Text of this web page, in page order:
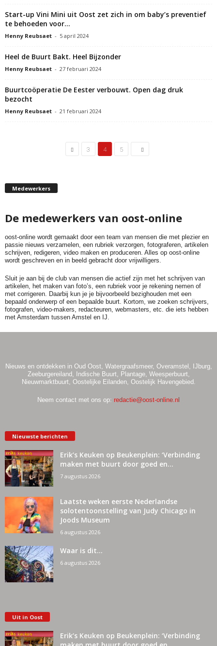
Start-up Vini Mini uit Oost zet zich in om baby’s preventief
te behoeden voor...
Henny Reubsaet - 5 april 2024
Heel de Buurt Bakt. Heel Bijzonder
Henny Reubsaet - 27 februari 2024
Buurtcoöperatie De Eester verbouwt. Open dag druk
bezocht
Henny Reubsaet - 21 februari 2024
3 4 5
Medewerkers
De medewerkers van oost-online
oost-online wordt gemaakt door een team van mensen die met plezier en
passie nieuws verzamelen, een rubriek verzorgen, fotograferen, artikelen
schrijven, redigeren, video maken en produceren. Alles op oost-online
wordt geschreven en in beeld gebracht door vrijwilligers.
Sluit je aan bij de club van mensen die actief zijn met het schrijven van
artikelen, het maken van foto’s, een rubriek voor je rekening nemen of
met corrigeren. Daarbij kun je je bijvoorbeeld bezighouden met een
bepaald onderwerp of een bepaalde buurt. Kortom, we zoeken schrijvers,
fotografen, video-makers, redacteuren, webmasters, etc. die iets hebben
met Amsterdam tussen Amstel en IJ.
Nieuws en ontdekken in Oud Oost, Watergraafsmeer, Overamstel, IJburg,
Zeeburgereiland, Indische Buurt, Plantage, Weesperbuurt,
Nieuwmarktbuurt, Oostelijke Eilanden, Oostelijk Havengebied.
Neem contact met ons op: redactie@oost-online.nl
Nieuwste berichten
Erik’s Keuken op Beukenplein: ‘Verbinding
maken met buurt door goed en...
7 augustus 2026
Laatste weken eerste Nederlandse
solotentoonstelling van Judy Chicago in
Joods Museum
6 augustus 2026
Waar is dit…
6 augustus 2026
Uit in Oost
Erik’s Keuken op Beukenplein: ‘Verbinding